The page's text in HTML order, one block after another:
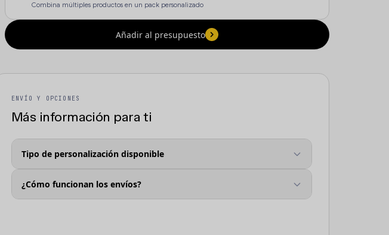
Combina múltiples productos en un pack personalizado
Añadir al presupuesto
ENVÍO Y OPCIONES
Más información para ti
Tipo de personalización disponible
¿Cómo funcionan los envíos?